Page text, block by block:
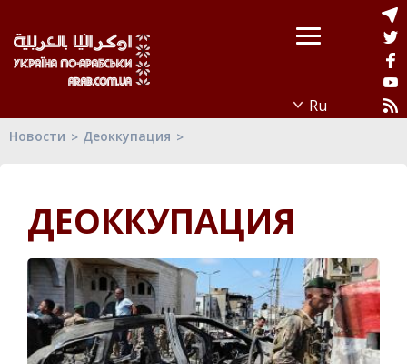
Новости Деоккупация
ДЕОККУПАЦИЯ